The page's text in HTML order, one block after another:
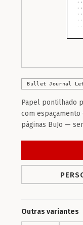
Bullet Journal
Papel pontilhado
com
páginas BuJo —
Outras variantes